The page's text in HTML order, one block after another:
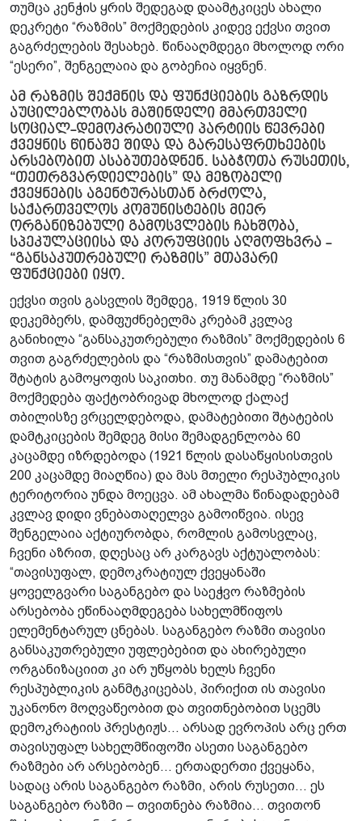
თუმცა კენჭის ყრის შედეგად დაამტკიცეს ახალი
დეკრეტი “რაზმის” მოქმედების კიდევ ექვსი თვით
გაგრძელების შესახებ. წინააღმდეგი მხოლოდ ორი
“ესერი”, შენგელაია და გობეჩია იყვნენ.
ამ რაზმის შექმნის და ფუნქციების გაზრდის
აუცილებლობას მაშინდელი მმართველი
სოციალ-დემოკრატიული პარტიის წევრები
ქვეყნის წინაშე შიდა და გარესაფრთხეების
არსებობით ასაბუთებდნენ. საბჭოთა რუსეთის,
“თეთრგვარდიელების” და მეზობელი
ქვეყნების აგენტურასთან ბრძოლა,
საქართველოს კომუნისტების მიერ
ორგანიზებული გამოსვლების ჩახშობა,
სპეკულაციისა და კორუფციის აღმოფხვრა -
“განსაკუთრებული რაზმის” მთავარი
ფუნქციები იყო.
ექვსი თვის გასვლის შემდეგ, 1919 წლის 30
დეკემბერს, დამფუძნებელმა კრებამ კვლავ
განიხილა “განსაკუთრებული რაზმის” მოქმედების 6
თვით გაგრძელების და “რაზმისთვის” დამატებით
შტატის გამოყოფის საკითხი. თუ მანამდე “რაზმის”
მოქმედება ფაქტობრივად მხოლოდ ქალაქ
თბილისზე ვრცელდებოდა, დამატებითი შტატების
დამტკიცების შემდეგ მისი შემადგენლობა 60
კაცამდე იზრდებოდა (1921 წლის დასაწყისისთვის
200 კაცამდე მიაღწია) და მას მთელი რესპუბლიკის
ტერიტორია უნდა მოეცვა. ამ ახალმა წინადადებამ
კვლავ დიდი ვნებათაღელვა გამოიწვია. ისევ
შენგელაია აქტიურობდა, რომლის გამოსვლაც,
ჩვენი აზრით, დღესაც არ კარგავს აქტუალობას:
“თავისუფალ, დემოკრატიულ ქვეყანაში
ყოველგვარი საგანგებო და საეჭვო რაზმების
არსებობა ეწინააღმდეგება სახელმწიფოს
ელემენტარულ ცნებას. საგანგებო რაზმი თავისი
განსაკუთრებული უფლებებით და ახირებული
ორგანიზაციით კი არ უწყობს ხელს ჩვენი
რესპუბლიკის განმტკიცებას, პირიქით ის თავისი
უკანონო მოღვაწეობით და თვითნებობით სცემს
დემოკრატიის პრესტიჟს... არსად ევროპის არც ერთ
თავისუფალ სახელმწიფოში ასეთი საგანგებო
რაზმები არ არსებობენ... ერთადერთი ქვეყანა,
სადაც არის საგანგებო რაზმი, არის რუსეთი... ეს
საგანგებო რაზმი – თვითნება რაზმია... თვითონ